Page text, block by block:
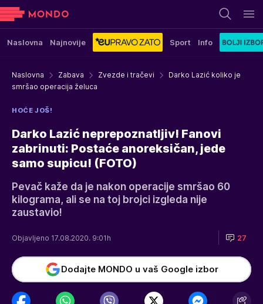
Naslovna Najnovije Sport Info
Naslovna Zabava Zvezde i tračevi
Darko Lazić koliko je
smršao operacija želuca
HOĆE JOŠ!
Darko Lazić neprepoznatljiv! Fanovi
zabrinuti: Postaće anoreksičan, jede
samo supicu! (FOTO)
Pevač kaže da je nakon operacije smršao 60
kilograma, ali se na toj brojci izgleda nije
zaustavio!
Objavljeno 17.08.2020. 9:01h 27
Dodajte MONDO u vaš Google izbor